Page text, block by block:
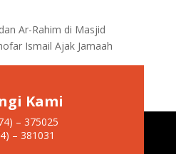
Ar-Rahim di Masjid
Ismail Ajak Jamaah
Kami
– 375025
– 381031